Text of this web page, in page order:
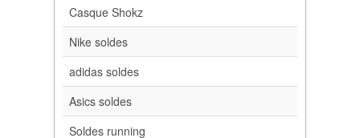
Casque Shokz
Nike soldes
adidas soldes
Asics soldes
Soldes running